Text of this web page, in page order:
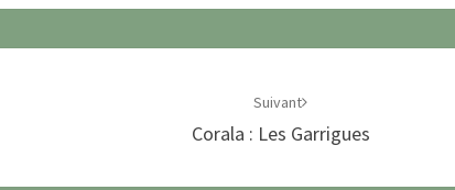
Suivant
Corala : Les Garrigues